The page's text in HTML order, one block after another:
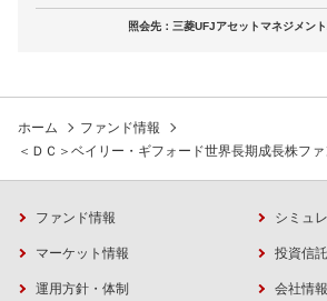
照会先：三菱UFJアセットマネジメン
ホーム
ファンド情報
＜ＤＣ＞ベイリー・ギフォード世界長期成長株ファ
ファンド情報 シミュ
マーケット情報 投資信
運用方針・体制 会社情報